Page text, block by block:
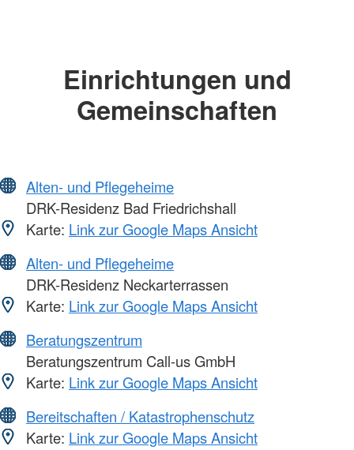
Einrichtungen und
Gemeinschaften
Alten- und Pflegeheime
DRK-Residenz Bad Friedrichshall
Karte: Link zur Google Maps Ansicht
Alten- und Pflegeheime
DRK-Residenz Neckarterrassen
Karte: Link zur Google Maps Ansicht
Beratungszentrum
Beratungszentrum Call-us GmbH
Karte: Link zur Google Maps Ansicht
Bereitschaften / Katastrophenschutz
Karte: Link zur Google Maps Ansicht